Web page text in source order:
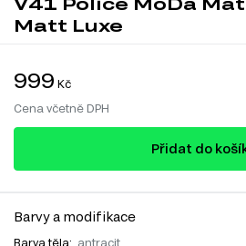
Matt Luxe
999 Kč
Cena včetně DPH
Přidat do
Barvy a modifikace
Barva těla: antracit